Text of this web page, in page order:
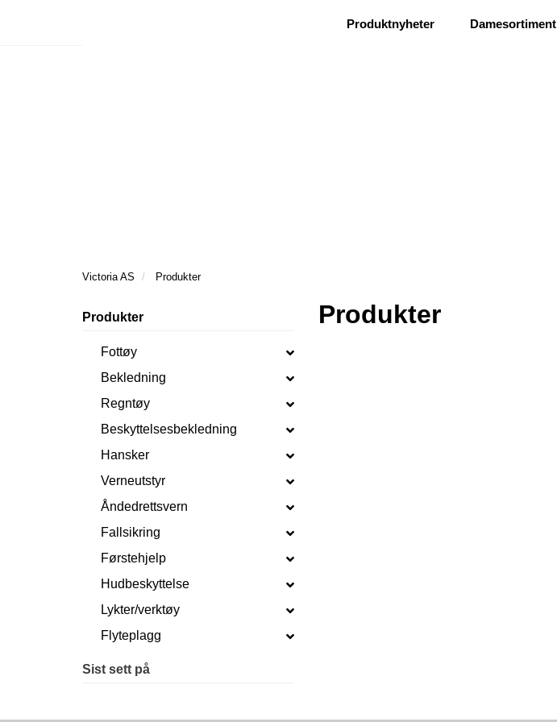
Ønsker besøk| Ris og ros
Produktnyheter Damesortiment
Victoria AS Produkter
Produkter
Fottøy
Bekledning
Regntøy
Beskyttelsesbekledning
Hansker
Verneutstyr
Åndedrettsvern
Fallsikring
Førstehjelp
Hudbeskyttelse
Lykter/verktøy
Flyteplagg
Sist sett på
Produkter